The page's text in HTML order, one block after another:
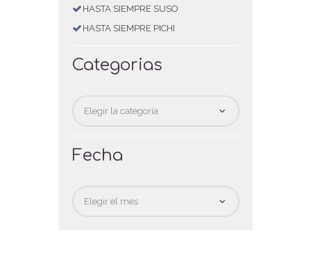
HASTA SIEMPRE SUSO
HASTA SIEMPRE PICHI
Categorias
Fecha